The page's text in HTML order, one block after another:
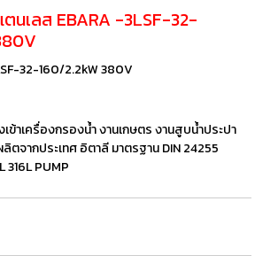
นเลส EBARA -3LSF-32-
32-160/2.2kW 380V
ข้าเครื่องกรองน้ำ งานเกษตร งานสูบน้ำประปา
ตจากประเทศ อิตาลี มาตรฐาน DIN 24255
316L PUMP